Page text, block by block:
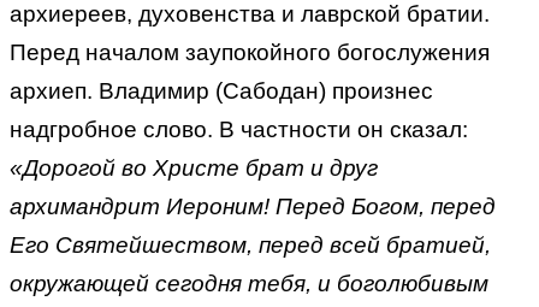
архиереев, духовенства и лаврской братии.
Перед началом заупокойного богослужения
архиеп. Владимир (Сабодан) произнес
надгробное слово. В частности он сказал:
«Дорогой во Христе брат и друг
архимандрит Иероним! Перед Богом, перед
Его Святейшеством, перед всей братией,
окружающей сегодня тебя, и боголюбивым